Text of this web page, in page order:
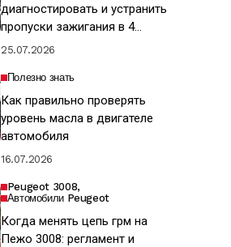
диагностировать и устранить
пропуски зажигания в 4
цилиндре
25.07.2026
Полезно знать
Как правильно проверять
уровень масла в двигателе
автомобиля
16.07.2026
Peugeot 3008
Автомобили Peugeot
Когда менять цепь грм на
Пежо 3008: регламент и